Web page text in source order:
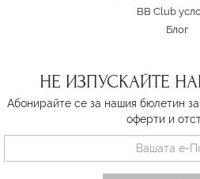
BB Club
Блог
НЕ ИЗПУСКАЙТЕ
Абонирайте се за нашия бюлетин
оферти и